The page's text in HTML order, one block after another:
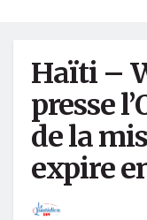
Haïti –
presse
de la
expire